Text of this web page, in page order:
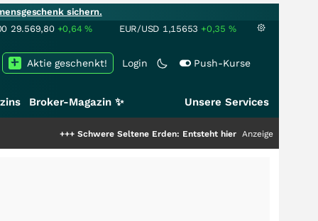
sichern.
29.569,80 +0,64% EUR/USD 1,15653 +0,35 %
Login Push-Kurse
Aktie geschenkt!
Broker-Magazin ✨ Unsere Services
Schwere Seltene Erden: Entsteht hier die nächste Milliardenstory?
Anzeige